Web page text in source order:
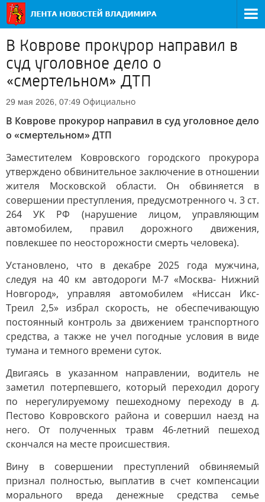
В Коврове прокурор направил в
суд уголовное дело о
«смертельном» ДТП
29 мая 2026, 07:49 Официально
В Коврове прокурор направил в суд уголовное дело
о «смертельном» ДТП
Заместителем Ковровского городского прокурора
утверждено обвинительное заключение в отношении
жителя Московской области. Он обвиняется в
совершении преступления, предусмотренного ч. 3 ст.
264 УК РФ (нарушение лицом, управляющим
автомобилем, правил дорожного движения,
повлекшее по неосторожности смерть человека).
Установлено, что в декабре 2025 года мужчина,
следуя на 40 км автодороги М-7 «Москва- Нижний
Новгород», управляя автомобилем «Ниссан Икс-
Треил 2,5» избрал скорость, не обеспечивающую
постоянный контроль за движением транспортного
средства, а также не учел погодные условия в виде
тумана и темного времени суток.
Двигаясь в указанном направлении, водитель не
заметил потерпевшего, который переходил дорогу
по нерегулируемому пешеходному переходу в д.
Пестово Ковровского района и совершил наезд на
него. От полученных травм 46-летний пешеход
скончался на месте происшествия.
Вину в совершении преступлений обвиняемый
признал полностью, выплатив в счет компенсации
морального вреда денежные средства семье